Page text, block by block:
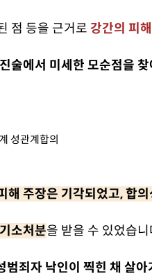
점 등을 근거로 강간의 피
술에서 미세한 모순점을
해 주장은 기각되었고, 합
소처분을 받을 수 있었습
죄자 낙인이 찍힌 채 살